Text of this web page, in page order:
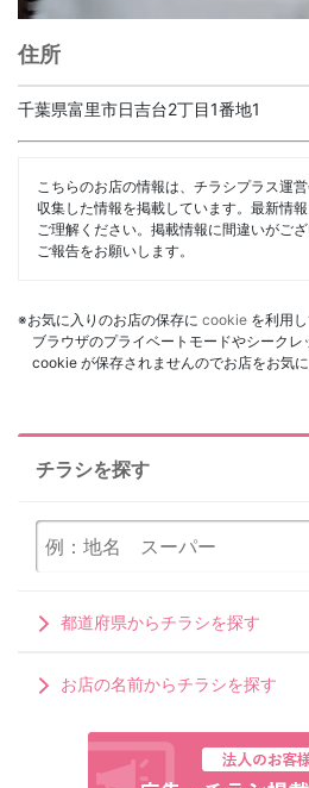
住所
千葉県富里市日吉台2丁目1番地1
こちらのお店の情報は、チラシプラス運
収集した情報を掲載しています。最新情
ご理解ください。掲載情報に間違いがご
ご報告をお願いします。
※お気に入りのお店の保存に cookie を利用し
ブラウザのプライベートモードやシーク
cookie が保存されませんのでお店をお気に
チラシを探す
都道府県からチラシを探す
お店の名前からチラシを探す